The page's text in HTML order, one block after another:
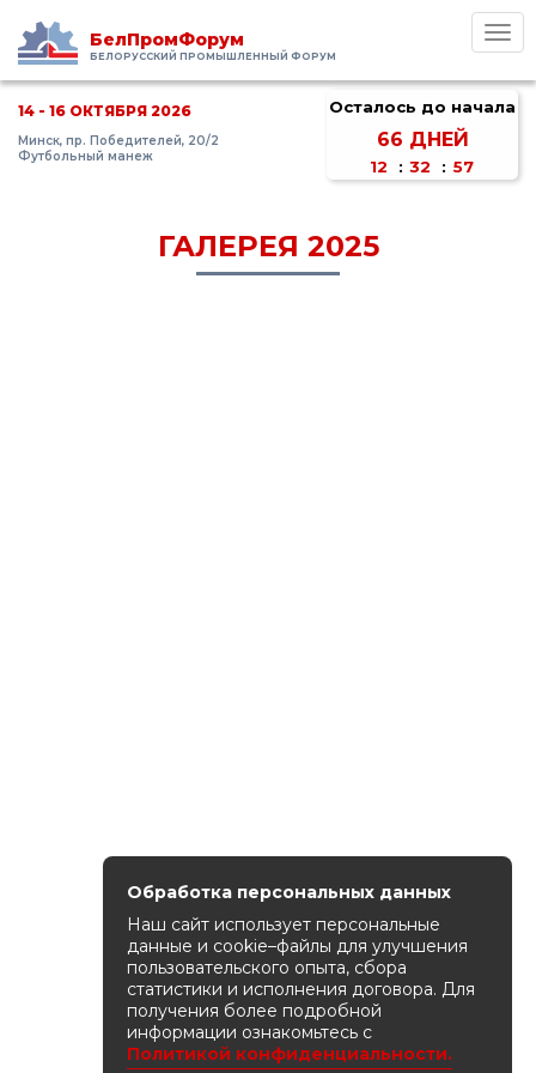
БелПромФорум
БЕЛОРУССКИЙ ПРОМЫШЛЕННЫЙ ФОРУМ
14 - 16 ОКТЯБРЯ 2026
Минск, пр. Победителей, 20/2
Футбольный манеж
Осталось до начала
66 ДНЕЙ
12 : 32 : 57
ГАЛЕРЕЯ 2025
Обработка персональных данных
Наш сайт использует персональные
данные и cookie–файлы для улучшения
пользовательского опыта, сбора
статистики и исполнения договора. Для
получения более подробной
информации ознакомьтесь с
Политикой конфиденциальности.